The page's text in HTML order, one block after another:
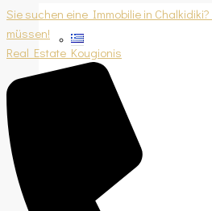
Sie suchen eine Immobilie in
müssen!
Real Estate Kougionis